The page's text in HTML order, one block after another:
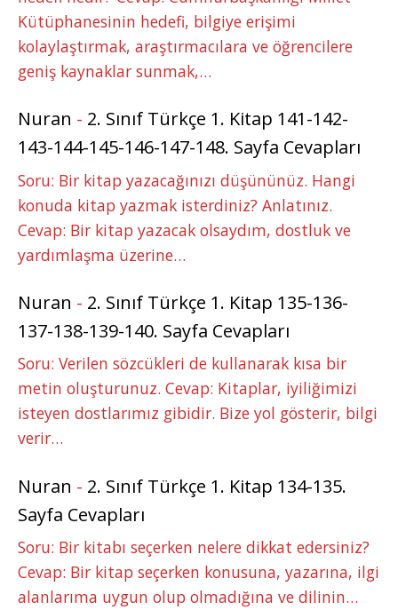
Kütüphanesinin hedefi, bilgiye erişimi
kolaylaştırmak, araştırmacılara ve öğrencilere
geniş kaynaklar sunmak,…
Nuran - 2. Sınıf Türkçe 1. Kitap 141-142-
143-144-145-146-147-148. Sayfa Cevapları
Soru: Bir kitap yazacağınızı düşününüz. Hangi
konuda kitap yazmak isterdiniz? Anlatınız.
Cevap: Bir kitap yazacak olsaydım, dostluk ve
yardımlaşma üzerine…
Nuran - 2. Sınıf Türkçe 1. Kitap 135-136-
137-138-139-140. Sayfa Cevapları
Soru: Verilen sözcükleri de kullanarak kısa bir
metin oluşturunuz. Cevap: Kitaplar, iyiliğimizi
isteyen dostlarımız gibidir. Bize yol gösterir, bilgi
verir…
Nuran - 2. Sınıf Türkçe 1. Kitap 134-135.
Sayfa Cevapları
Soru: Bir kitabı seçerken nelere dikkat edersiniz?
Cevap: Bir kitap seçerken konusuna, yazarına, ilgi
alanlarıma uygun olup olmadığına ve dilinin…